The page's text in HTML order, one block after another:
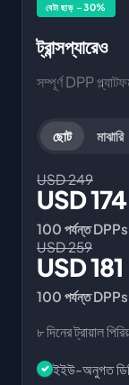
বেটা ছাড় −30%
ট্রান্সপ্যারেও
সম্পূর্ণ DPP
ছোট মাঝারি
USD 249
USD 174
100 পর্যন্ত DPPs
USD 259
USD 181
100 পর্যন্ত DPPs
৮ দিনের ট্রায়াল
ইইউ-অনুগত